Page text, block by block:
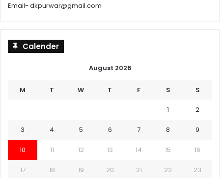
Email- dkpurwar@gmail.com
Calender
August 2026
M T W T F S S
1 2
3 4 5 6 7 8 9
10 11 12 13 14 15 16
17 18 19 20 21 22 23